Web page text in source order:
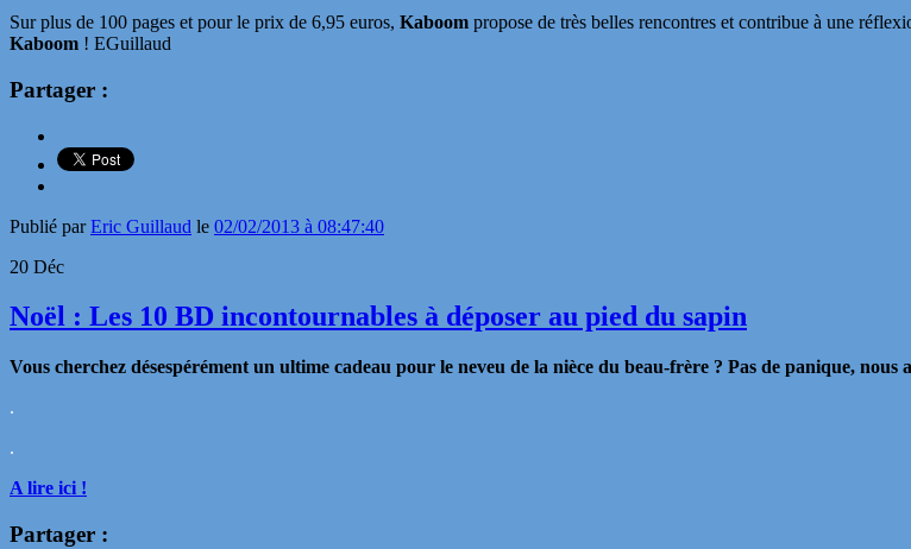
Sur plus de 100 pages et pour le prix de 6,95 euros, Kaboom propose de très belles rencontres et contribue à une
Kaboom ! EGuillaud
Partager :
Publié parEric Guillaud le 02/02/2013 à 08:47:40
20 Déc
Noël : Les 10 BD incontournables à déposer au pied du sapin
Vous cherchez désespérément un ultime cadeau pour le neveu de la nièce du beau-frère ? Pas de panique,
.
.
A lire ici !
Partager :